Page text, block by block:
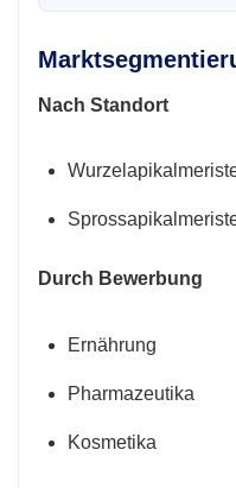
Nach Standort
Durch Bewerbung
Ernährung
Pharmazeutika
Kosmetika